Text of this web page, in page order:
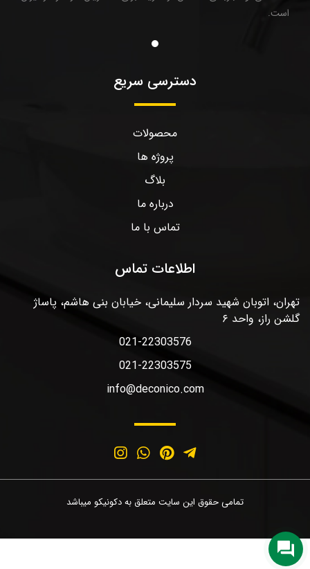
است.
دسترسی سریع
محصولات
پروژه ها
بلاگ
درباره ما
تماس با ما
اطلاعات تماس
تهران، اتوبان شهید سردار سلیمانی، خیابان بنی هاشم، پاساژ
گلشن راز، واحد ۶
021-22303576
021-22303575
info@deconico.com
تمامی حقوق این سایت متعلق به دکونیکو میباشد